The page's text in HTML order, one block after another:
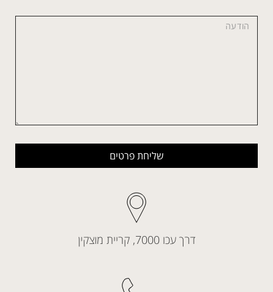
שליחת פרטים
דרך עכו 7000, קריית מוצקין